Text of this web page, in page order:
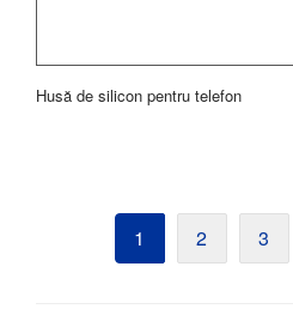
Husă de silicon pentru telefon
1 2 3